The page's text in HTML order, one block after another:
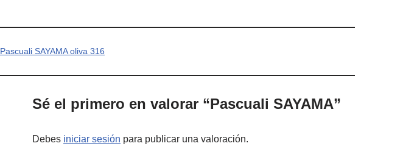
Pascuali SAYAMA oliva 316
Sé el primero en valorar “Pascuali SAYAMA”
Debes iniciar sesión para publicar una valoración.